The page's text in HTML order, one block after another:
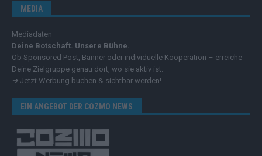
MEDIA
Mediadaten
Deine Botschaft. Unsere Bühne.
Ob Sponsored Post, Banner oder individuelle Kooperation – erreiche
Deine Zielgruppe genau dort, wo sie aktiv ist.
➔ Jetzt Werbung buchen & sichtbar werden!
EIN ANGEBOT DER COZMO NEWS